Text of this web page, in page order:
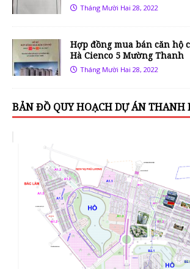
Tháng Mười Hai 28, 2022
Hợp đồng mua bán căn hộ
Hà Cienco 5 Mường Thanh
Tháng Mười Hai 28, 2022
BẢN ĐỒ QUY HOẠCH DỰ ÁN THANH